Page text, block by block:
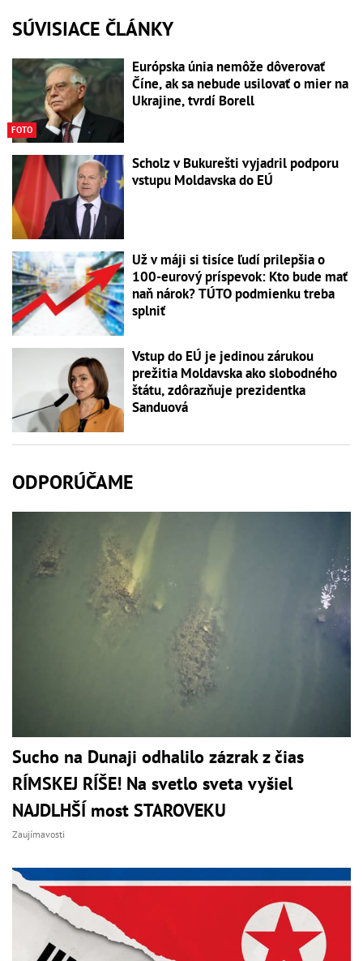
SÚVISIACE ČLÁNKY
FOTO
Európska únia nemôže dôverovať
Číne, ak sa nebude usilovať o mier na
Ukrajine, tvrdí Borell
Scholz v Bukurešti vyjadril podporu
vstupu Moldavska do EÚ
Už v máji si tisíce ľudí prilepšia o
100-eurový príspevok: Kto bude mať
naň nárok? TÚTO podmienku treba
splniť
Vstup do EÚ je jedinou zárukou
prežitia Moldavska ako slobodného
štátu, zdôrazňuje prezidentka
Sanduová
ODPORÚČAME
Sucho na Dunaji odhalilo zázrak z čias
RÍMSKEJ RÍŠE! Na svetlo sveta vyšiel
NAJDLHŠÍ most STAROVEKU
Zaujímavosti